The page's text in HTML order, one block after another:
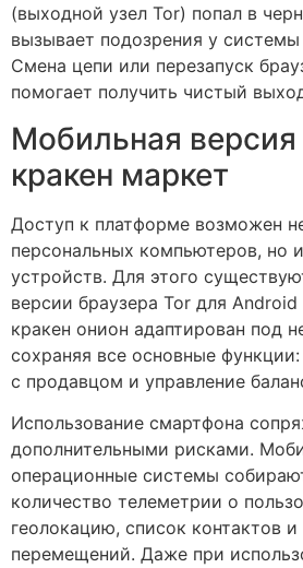
(выходной узел Tor) попал в
вызывает подозрения у
Смена цепи или перезапуск
помогает получить чистый
Мобильная версия
кракен маркет
Доступ к платформе возможен
персональных компьютеров, но
устройств. Для этого
версии браузера Tor для
кракен онион адаптирован под
сохраняя все основные
с продавцом и управление
Использование смартфона
дополнительными рисками.
операционные системы
количество телеметрии о
геолокацию, список контактов
перемещений. Даже при